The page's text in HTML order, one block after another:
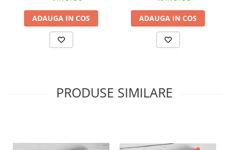
ADAUGA IN COS ADAUGA IN COS
PRODUSE SIMILARE